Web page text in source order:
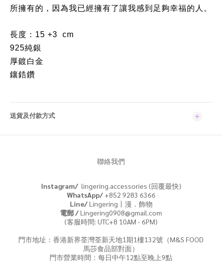
所擁有的，因為我已經擁有了讓我感到足夠幸福的人。
長度：15 +3 cm
925純銀
厚鍍白金
鑲鋯鑽
送貨及付款方式
聯絡我們
Instagram/ lingering.accessories (回覆最快)
WhatsApp/+852 9283 6366
Line/Lingering丨漫．飾物
電郵 /Lingering0908@gmail.com
(客服時間: UTC+8 10AM - 6PM)
門市地址：香港新界荃灣荃新天地1期1樓132號（M&S FOOD
馬莎食品部對面）
門市營業時間：每日中午12點至晚上9點